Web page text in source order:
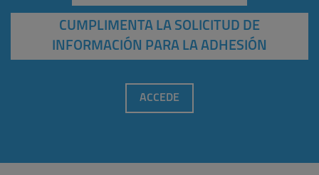
CUMPLIMENTA LA SOLICITUD DE
INFORMACIÓN PARA LA ADHESIÓN
ACCEDE